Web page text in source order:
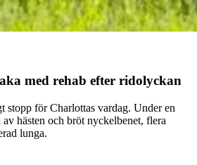
med rehab efter ridolyckan
stopp för Charlottas vardag. Under en
hästen och bröt nyckelbenet, flera
lunga.